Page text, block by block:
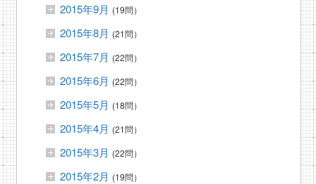
2015年9月 (19問）
2015年8月 (21問）
2015年7月 (22問）
2015年6月 (22問）
2015年5月 (18問）
2015年4月 (21問）
2015年3月 (22問）
2015年2月 (19問）